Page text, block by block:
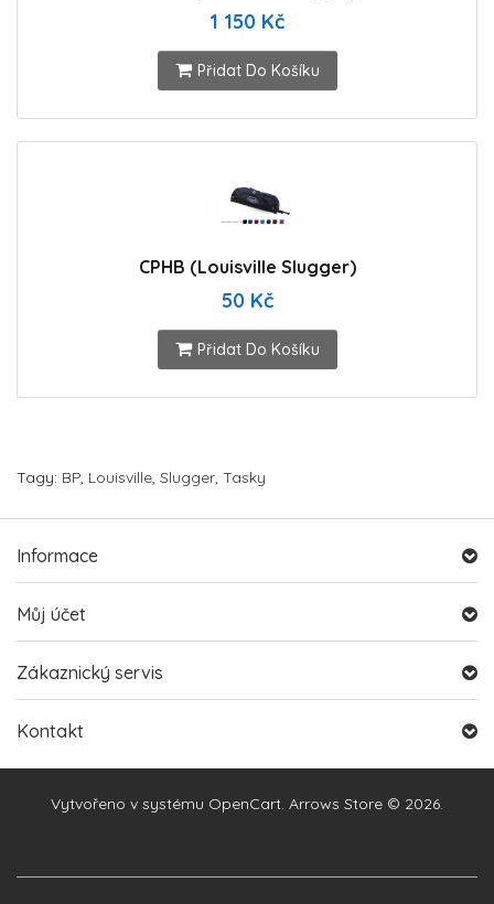
1 150 Kč
Přidat Do Košíku
CPHB (Louisville Slugger)
50 Kč
Přidat Do Košíku
Tagy: BP, Louisville, Slugger, Tasky
Informace
Můj účet
Zákaznický servis
Kontakt
Vytvořeno v systému OpenCart. Arrows Store © 2026.